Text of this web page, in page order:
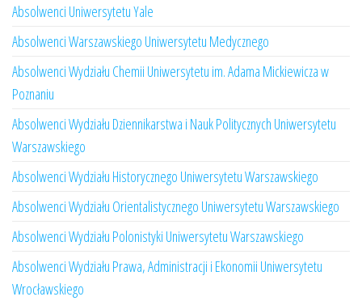
Absolwenci Uniwersytetu Yale
Absolwenci Warszawskiego Uniwersytetu Medycznego
Absolwenci Wydziału Chemii Uniwersytetu im. Adama Mickiewicza w
Poznaniu
Absolwenci Wydziału Dziennikarstwa i Nauk Politycznych Uniwersytetu
Warszawskiego
Absolwenci Wydziału Historycznego Uniwersytetu Warszawskiego
Absolwenci Wydziału Orientalistycznego Uniwersytetu Warszawskiego
Absolwenci Wydziału Polonistyki Uniwersytetu Warszawskiego
Absolwenci Wydziału Prawa, Administracji i Ekonomii Uniwersytetu
Wrocławskiego